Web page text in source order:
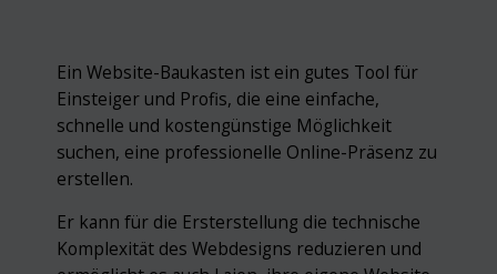
Ein Website-Baukasten ist ein gutes Tool für
Einsteiger und Profis, die eine einfache,
schnelle und kostengünstige Möglichkeit
suchen, eine professionelle Online-Präsenz zu
erstellen.
Er kann für die Ersterstellung die technische
Komplexität des Webdesigns reduzieren und